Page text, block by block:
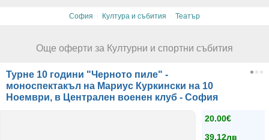
София · Култура и събития · Театър
Още оферти за Културни и спортни събития
Турне 10 години "Черното пиле" -
моноспектакъл на Мариус Куркински на 10
Ноември, в Централен военен клуб - София
20.00€
39.12лв